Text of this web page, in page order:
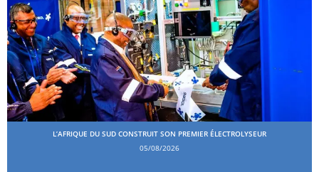
L’AFRIQUE DU SUD CONSTRUIT SON PREMIER ÉLECTROLYSEUR
05/08/2026